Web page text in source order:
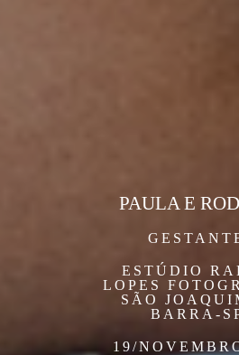
ESTÚDIO
LOPES
SÃO
BARRA-
19/
PAULA E